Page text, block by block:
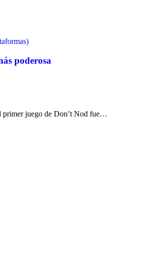
poderosa
primer juego de Don’t Nod fue…